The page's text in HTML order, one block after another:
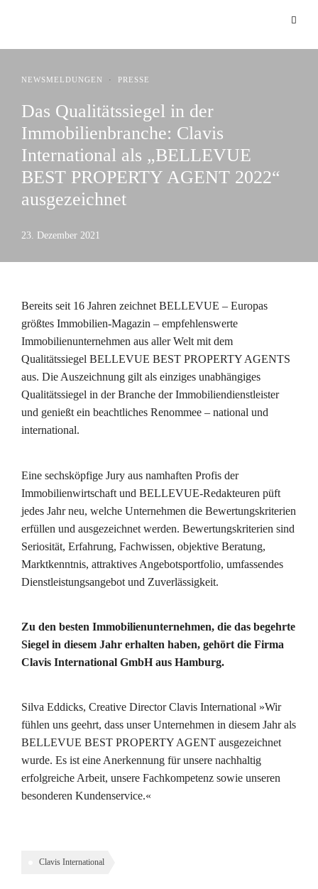
NEWSMELDUNGEN · PRESSE
Das Qualitätssiegel in der
Immobilienbranche: Clavis
International als „BELLEVUE
BEST PROPERTY AGENT 2022“
ausgezeichnet
23. Dezember 2021
Bereits seit 16 Jahren zeichnet BELLEVUE – Europas
größtes Immobilien-Magazin – empfehlenswerte
Immobilienunternehmen aus aller Welt mit dem
Qualitätssiegel BELLEVUE BEST PROPERTY AGENTS
aus. Die Auszeichnung gilt als einziges unabhängiges
Qualitätssiegel in der Branche der Immobiliendienstleister
und genießt ein beachtliches Renommee – national und
international.
Eine sechsköpfige Jury aus namhaften Profis der
Immobilienwirtschaft und BELLEVUE-Redakteuren püft
jedes Jahr neu, welche Unternehmen die Bewertungskriterien
erfüllen und ausgezeichnet werden. Bewertungskriterien sind
Seriosität, Erfahrung, Fachwissen, objektive Beratung,
Marktkenntnis, attraktives Angebotsportfolio, umfassendes
Dienstleistungsangebot und Zuverlässigkeit.
Zu den besten Immobilienunternehmen, die das begehrte
Siegel in diesem Jahr erhalten haben, gehört die Firma
Clavis International GmbH aus Hamburg.
Silva Eddicks, Creative Director Clavis International »Wir
fühlen uns geehrt, dass unser Unternehmen in diesem Jahr als
BELLEVUE BEST PROPERTY AGENT ausgezeichnet
wurde. Es ist eine Anerkennung für unsere nachhaltig
erfolgreiche Arbeit, unsere Fachkompetenz sowie unseren
besonderen Kundenservice.«
Clavis International